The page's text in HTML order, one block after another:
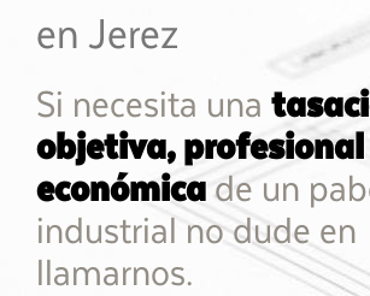
en Jerez
Si necesita una
objetiva, profesional
económica de un
industrial no dude en
llamarnos.